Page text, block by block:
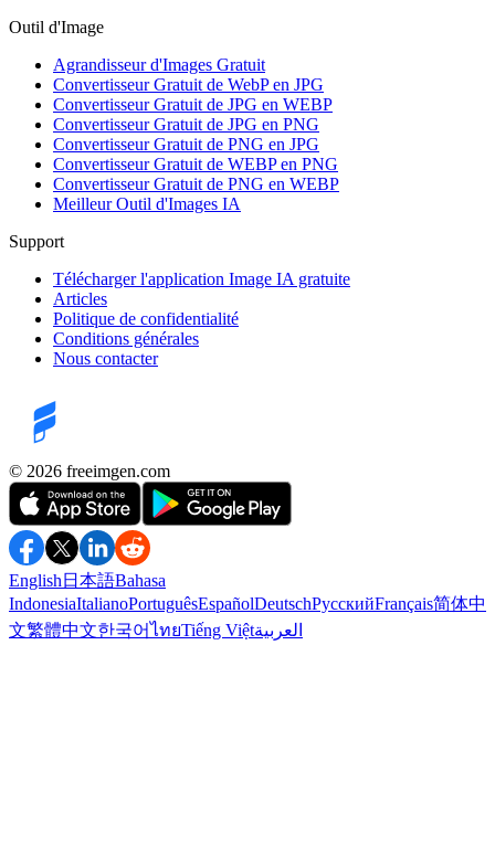
Outil d'Image
Agrandisseur d'Images Gratuit
Convertisseur Gratuit de WebP en JPG
Convertisseur Gratuit de JPG en WEBP
Convertisseur Gratuit de JPG en PNG
Convertisseur Gratuit de PNG en JPG
Convertisseur Gratuit de WEBP en PNG
Convertisseur Gratuit de PNG en WEBP
Meilleur Outil d'Images IA
Support
Télécharger l'application Image IA gratuite
Articles
Politique de confidentialité
Conditions générales
Nous contacter
©️ 2026 freeimgen.com
English 日本語Bahasa
IndonesiaItalianoPortuguêsEspañolDeutschРусскийFrançais简体中
文繁體中文한국어ไทยTiếng Việtالعربية